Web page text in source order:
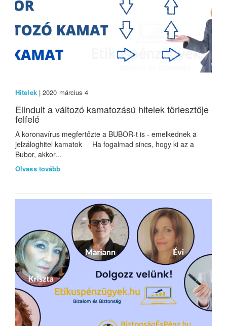
Hitelek| 2020 március 4
Elindult a változó kamatozású hitelek törlesztője
felfelé
A koronavírus megfertőzte a BUBOR-t is - emelkednek a
jelzáloghitel kamatok Ha fogalmad sincs, hogy ki az a
Bubor, akkor...
Olvass tovább